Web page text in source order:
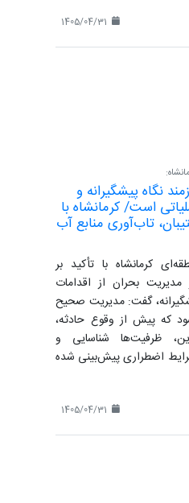
نگاه پیشگیرانه و
است/ کرمانشاه با
تاب‌آوری منابع آب
کرمانشاه با تأکید بر
بحران از اقدامات
گفت: مدیریت صحیح
که پیش از وقوع حادثه،
ظرفیت‌ها شناسایی و
اضطراری پیش‌بینی شده